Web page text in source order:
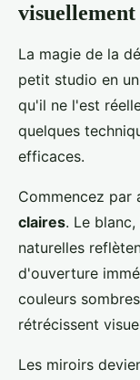
La magie de la
petit studio en
qu'il ne l'est
quelques
efficaces.
Commencez par
claires. Le
naturelles
d'ouverture
couleurs
rétrécissent
Les miroirs